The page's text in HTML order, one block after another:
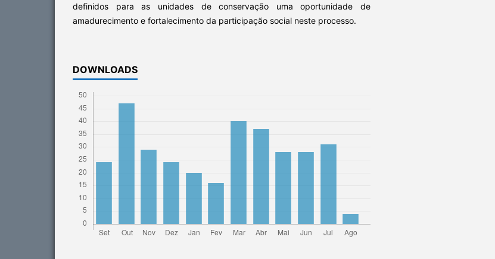
definidos para as unidades de conservação uma oportunidade de
amadurecimento e fortalecimento da participação social neste processo.
DOWNLOADS